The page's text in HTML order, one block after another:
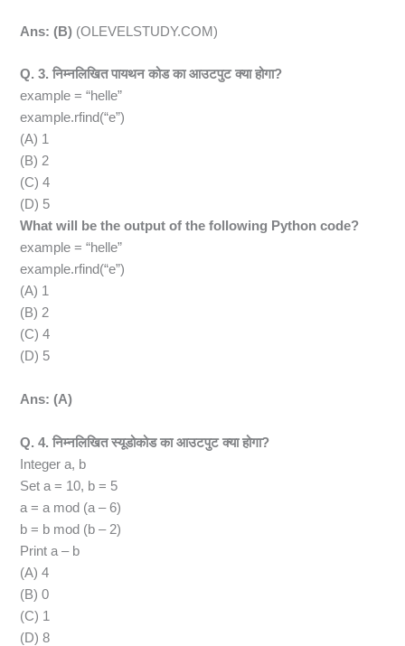
Ans: (B) (OLEVELSTUDY.COM)
Q. 3. निम्नलिखित पायथन कोड का आउटपुट क्या होगा?
example = “helle”
example.rfind(“e”)
(A) 1
(B) 2
(C) 4
(D) 5
What will be the output of the following Python code?
example = “helle”
example.rfind(“e”)
(A) 1
(B) 2
(C) 4
(D) 5
Ans: (A)
Q. 4. निम्नलिखित स्यूडोकोड का आउटपुट क्या होगा?
Integer a, b
Set a = 10, b = 5
a = a mod (a – 6)
b = b mod (b – 2)
Print a – b
(A) 4
(B) 0
(C) 1
(D) 8